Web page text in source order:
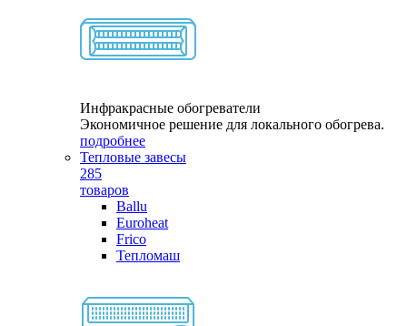
Инфракрасные обогреватели
Экономичное решение для локального обогрева.
подробнее
Тепловые завесы
285
товаров
Ballu
Euroheat
Frico
Тепломаш